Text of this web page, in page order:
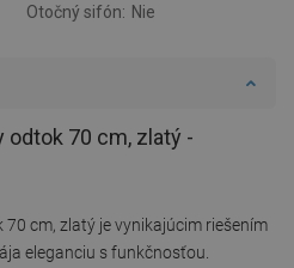
Otočný sifón: Nie
odtok 70 cm, zlatý -
cm, zlatý je vynikajúcim riešením
eleganciu s funkčnosťou.